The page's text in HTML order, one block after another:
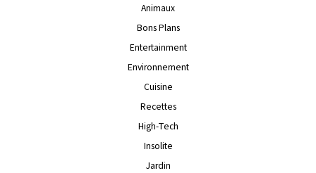
Animaux
Bons Plans
Entertainment
Environnement
Cuisine
Recettes
High-Tech
Insolite
Jardin